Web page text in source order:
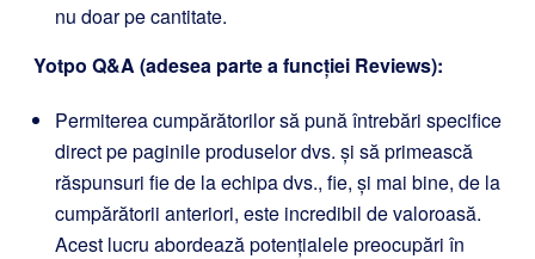
nu doar pe cantitate.
Yotpo Q&A (adesea parte a funcției Reviews):
Permiterea cumpărătorilor să pună întrebări specifice
direct pe paginile produselor dvs. și să primească
răspunsuri fie de la echipa dvs., fie, și mai bine, de la
cumpărătorii anteriori, este incredibil de valoroasă.
Acest lucru abordează potențialele preocupări în